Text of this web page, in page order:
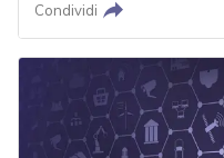
Condividi